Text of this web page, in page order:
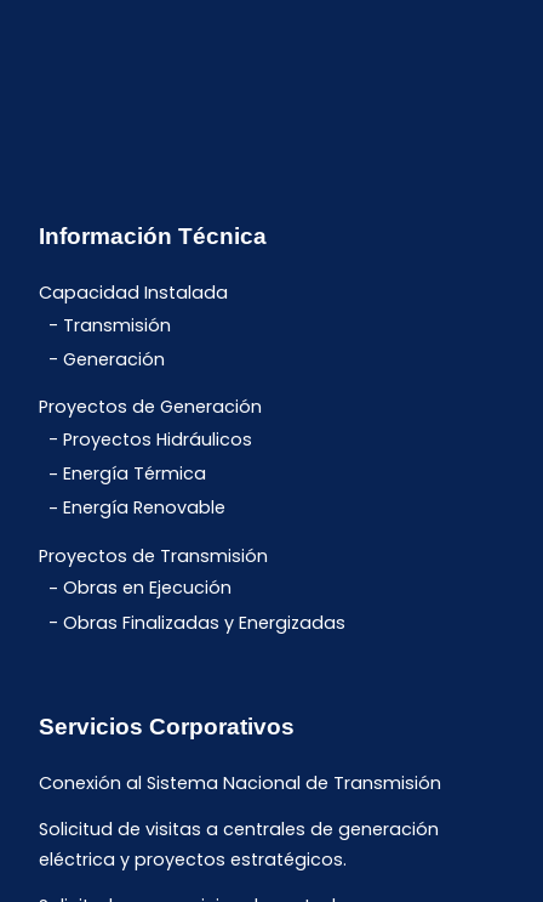
Información Técnica
Capacidad Instalada
Transmisión
Generación
Proyectos de Generación
Proyectos Hidráulicos
Energía Térmica
Energía Renovable
Proyectos de Transmisión
Obras en Ejecución
Obras Finalizadas y Energizadas
Servicios Corporativos
Conexión al Sistema Nacional de Transmisión
Solicitud de visitas a centrales de generación
eléctrica y proyectos estratégicos.